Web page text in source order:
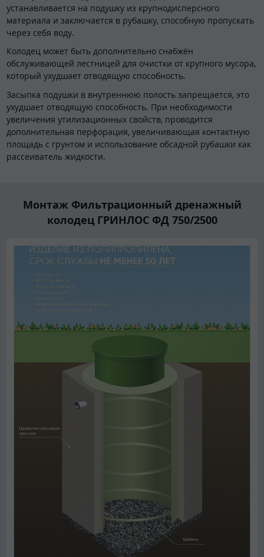
устанавливается на подушку из крупнодисперсного
материала и заключается в рубашку, способную пропускать
через себя воду.
Колодец может быть дополнительно снабжён
обслуживающей лестницей для очистки от крупного мусора,
который ухудшает отводящую способность.
Засыпка подушки в внутреннюю полость запрещается, это
ухудшает отводящую способность. При необходимости
увеличения утилизационных свойств, проводится
дополнительная перфорация, увеличивающая контактную
площадь с грунтом и использование обсадной рубашки как
рассеиватель жидкости.
Монтаж Фильтрационный дренажный
колодец ГРИНЛОС ФД 750/2500